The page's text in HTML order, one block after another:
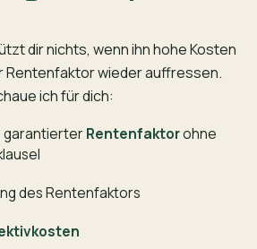
dir nichts, wenn ihn hohe Kosten
Rentenfaktor wieder auffressen.
ich für dich:
garantierterRentenfaktorohne
des Rentenfaktors